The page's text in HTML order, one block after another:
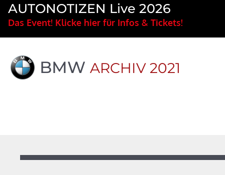
AUTONOTIZEN Live 2026
Das Event! Klicke hier für Infos & Tickets!
BMW ARCHIV 2021